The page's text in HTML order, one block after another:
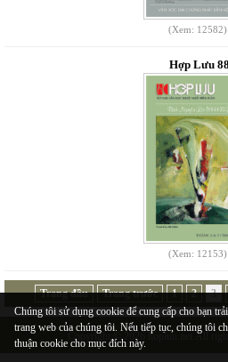
(Xem: 12582)
Hợp Lưu 88
(Xem: 12153)
Trang đầu Trang trước 1 2 3
Copyright © 2026 hopluu.net All
Chúng tôi sử dụng cookie để cung cấp cho bạn
trang web của chúng tôi. Nếu tiếp tục, chúng tôi
thuận cookie cho mục đích này.